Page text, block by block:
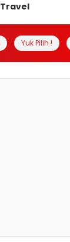
Travel
Yuk Pilih !